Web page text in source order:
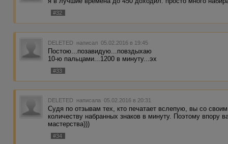
#32
DELETED написал 05.02.2016 в 19:45
Постою...позавидую...повздыхаю
10-ю пальцами...1200 в минуту...эх
#33
DELETED написала 05.02.2016 в 20:31
Судя по отзывам тех, кто печатает вслепую, вы со
количеству набранных знаков в минуту. Поэтому впору
мастерства)))
#34